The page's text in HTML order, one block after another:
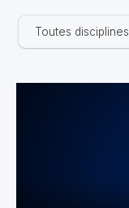
Toutes disciplines